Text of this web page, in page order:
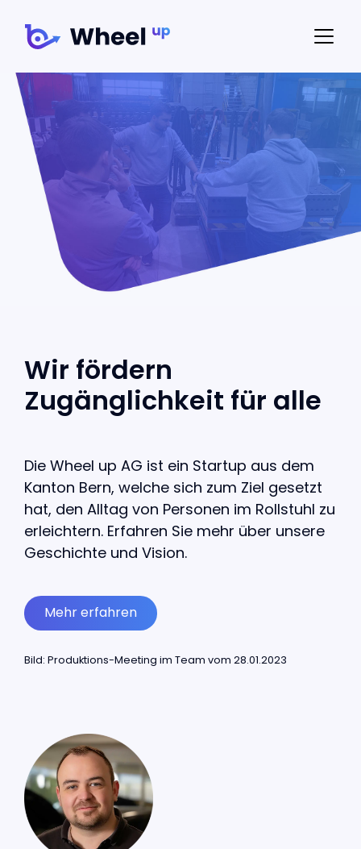
Wir fördern
Zugänglichkeit für alle
Die Wheel up AG ist ein Startup aus dem
Kanton Bern, welche sich zum Ziel gesetzt
hat, den Alltag von Personen im Rollstuhl zu
erleichtern. Erfahren Sie mehr über unsere
Geschichte und Vision.
Mehr erfahren
Bild: Produktions-Meeting im Team vom 28.01.2023